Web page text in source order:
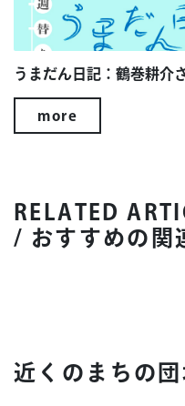
うまだん日記：鶴巻耕介
more
RELATED
/ おすすめの関
近くのまちの団